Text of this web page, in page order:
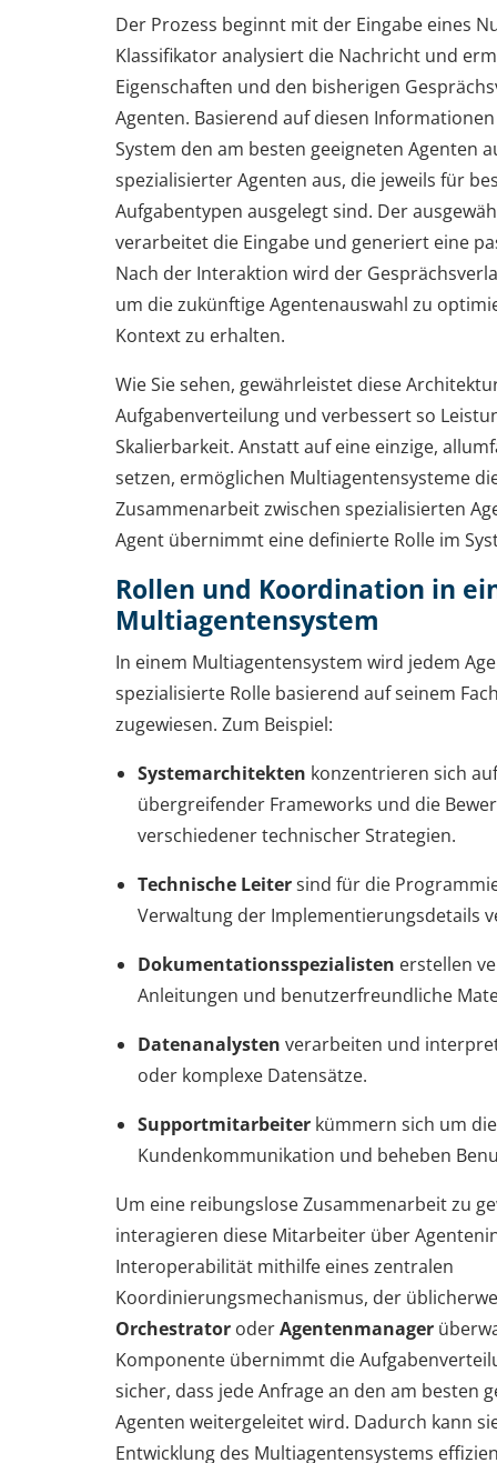
Der Prozess beginnt mit der Eingabe eines
Klassifikator analysiert die Nachricht und
Eigenschaften und den bisherigen
Agenten. Basierend auf diesen
System den am besten geeigneten Agenten
spezialisierter Agenten aus, die jeweils für
Aufgabentypen ausgelegt sind. Der
verarbeitet die Eingabe und generiert eine
Nach der Interaktion wird der
um die zukünftige Agentenauswahl zu
Kontext zu erhalten.
Wie Sie sehen, gewährleistet diese
Aufgabenverteilung und verbessert so
Skalierbarkeit. Anstatt auf eine einzige,
setzen, ermöglichen Multiagentensysteme
Zusammenarbeit zwischen spezialisierten
Agent übernimmt eine definierte Rolle im
Rollen und Koordination in
Multiagentensystem
In einem Multiagentensystem wird jedem
spezialisierte Rolle basierend auf seinem
zugewiesen. Zum Beispiel:
Systemarchitekten konzentrieren sich
übergreifender Frameworks und die
verschiedener technischer Strategien.
Technische Leitersind für die
Verwaltung der Implementierungsdetails
Dokumentationsspezialisten erstellen
Anleitungen und benutzerfreundliche
Datenanalysten verarbeiten und
oder komplexe Datensätze.
Supportmitarbeiter kümmern sich um die
Kundenkommunikation und beheben
Um eine reibungslose Zusammenarbeit zu
interagieren diese Mitarbeiter über
Interoperabilität mithilfe eines zentralen
Koordinierungsmechanismus, der
Orchestrator oderAgentenmanager
Komponente übernimmt die
sicher, dass jede Anfrage an den am besten
Agenten weitergeleitet wird. Dadurch kann
Entwicklung des Multiagentensystems